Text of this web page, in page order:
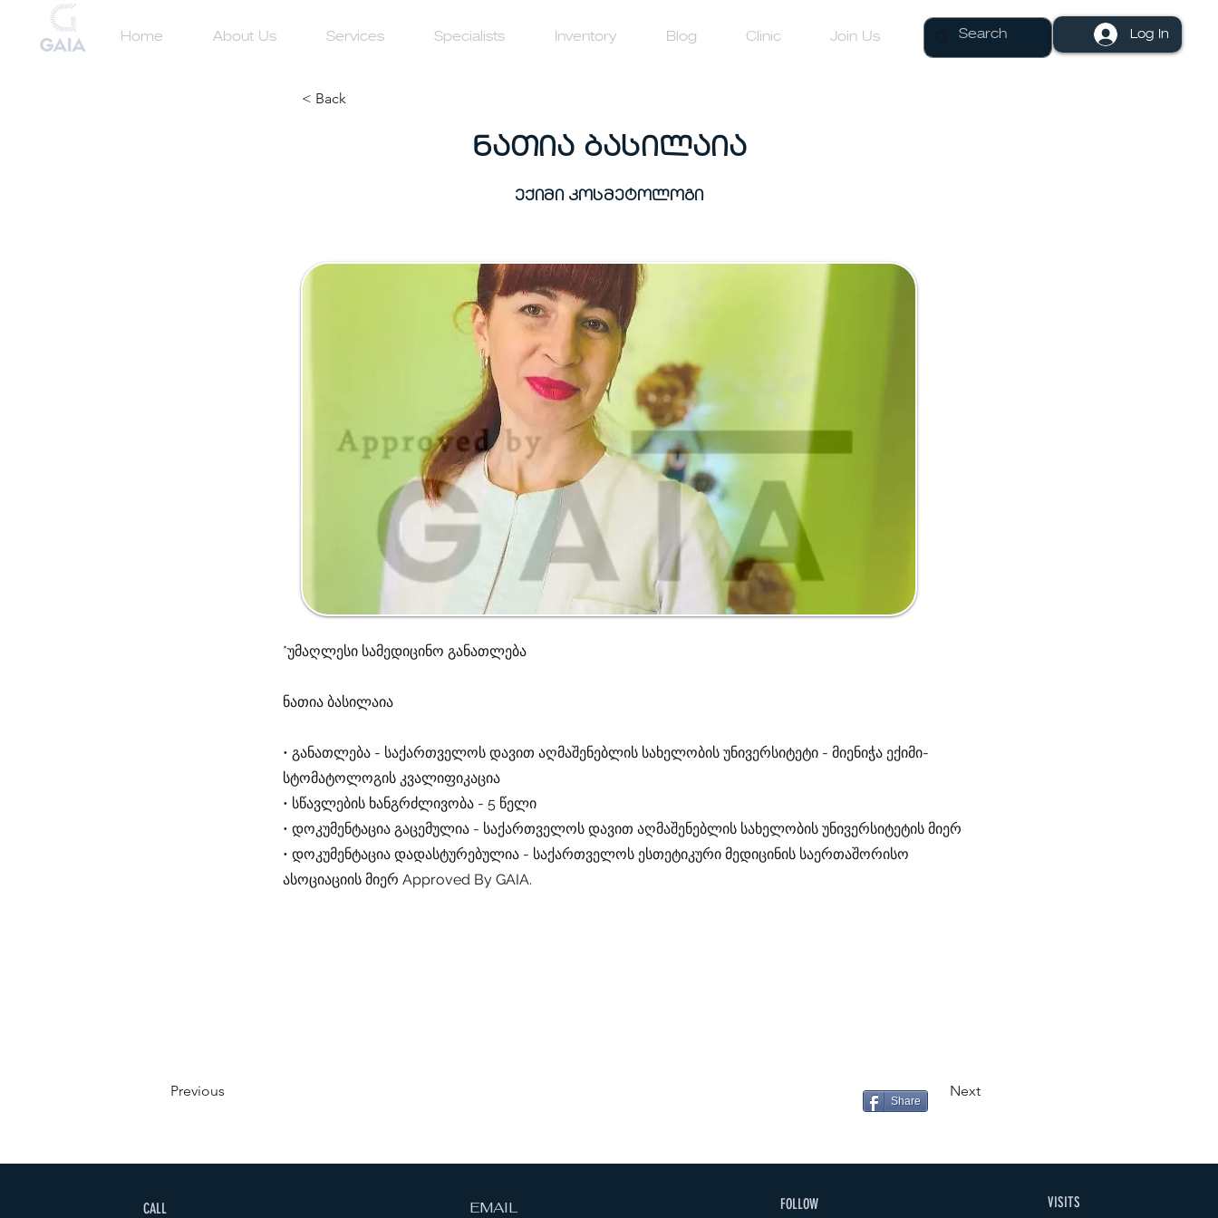
Home About Us Services Specialists Inventory Blog Clinic Join Us Log In
< Back
ნათია ბასილაია
ექიმი კოსმეტოლოგი
*უმაღლესი სამედიცინო განათლება
ნათია ბასილაია
• განათლება - საქართველოს დავით აღმაშენებლის სახელობის უნივერსიტეტი - მიენიჭა ექიმი-
სტომატოლოგის კვალიფიკაცია
• სწავლების ხანგრძლივობა - 5 წელი
• დოკუმენტაცია გაცემულია - საქართველოს დავით აღმაშენებლის სახელობის უნივერსიტეტის მიერ
• დოკუმენტაცია დადასტურებულია - საქართველოს ესთეტიკური მედიცინის საერთაშორისო
ასოციაციის მიერ Approved By GAIA.
Previous
Share
Next
CALL EMAIL FOLLOW VISITS